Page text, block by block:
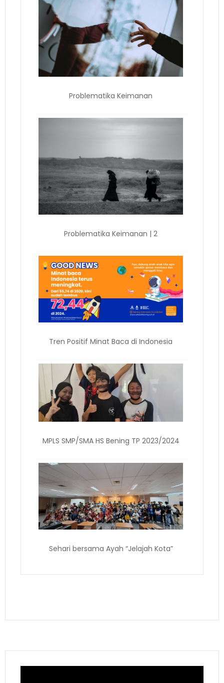
Problematika Keimanan
Problematika Keimanan | 2
Tren Positif Minat Baca di Indonesia
MPLS SMP/SMA HS Bening TP 2023/2024
Sehari bersama Ayah “Jelajah Kota”